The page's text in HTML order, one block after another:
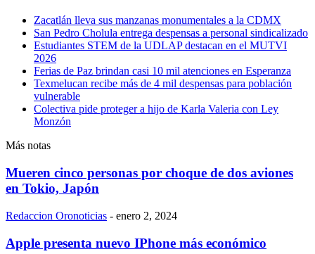
Zacatlán lleva sus manzanas monumentales a la CDMX
San Pedro Cholula entrega despensas a personal sindicalizado
Estudiantes STEM de la UDLAP destacan en el MUTVI
2026
Ferias de Paz brindan casi 10 mil atenciones en Esperanza
Texmelucan recibe más de 4 mil despensas para población
vulnerable
Colectiva pide proteger a hijo de Karla Valeria con Ley
Monzón
Más notas
Mueren cinco personas por choque de dos aviones
en Tokio, Japón
Redaccion Oronoticias - enero 2, 2024
Apple presenta nuevo IPhone más económico